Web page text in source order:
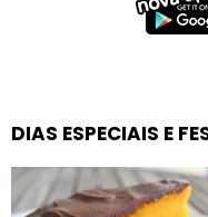
DIAS ESPECIAIS E